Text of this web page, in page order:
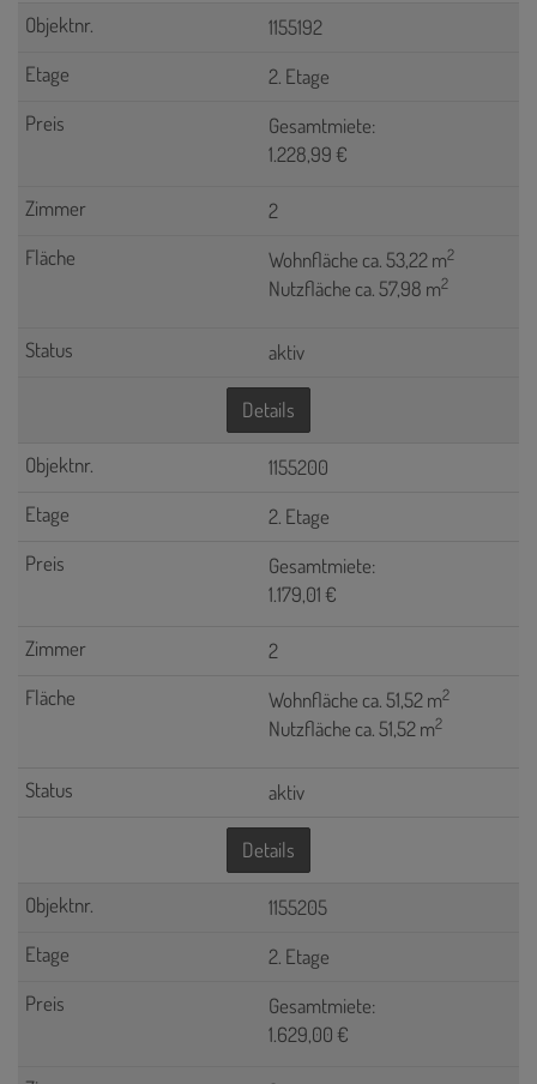
1155192
2. Etage
Gesamtmiete:
1.228,99 €
2
Wohnfläche ca. 53,22 m2
Nutzfläche ca. 57,98 m2
aktiv
Details
1155200
2. Etage
Gesamtmiete:
1.179,01 €
2
Wohnfläche ca. 51,52 m2
Nutzfläche ca. 51,52 m2
aktiv
Details
1155205
2. Etage
Gesamtmiete:
1.629,00 €